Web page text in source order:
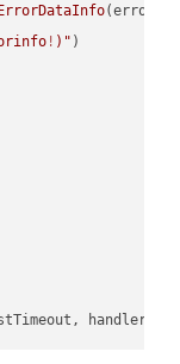
(error:
! ) " )
handler: